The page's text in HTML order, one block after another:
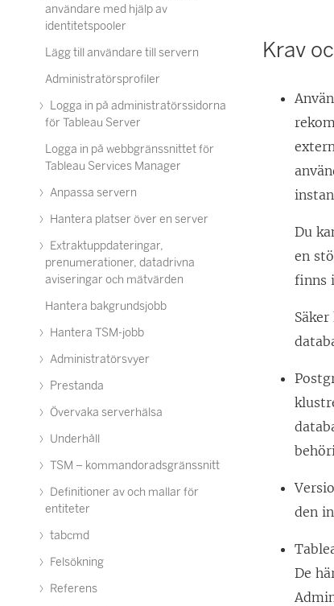
användare med hjälp av
identitetspooler
Lägg till användare till servern
Administratörsprofiler
Logga in på administratörssidorna
för Tableau Server
Logga in på webbgränssnittet för
Tableau Services Manager
Anpassa servern
Hantera platser över en server
Extraktuppdateringar,
prenumerationer, datadrivna
aviseringar och mätvärden
Hantera bakgrundsjobb
Hantera TSM-jobb
Administratörsvyer
Prestanda
Övervaka serverhälsa
Underhåll
TSM – kommandoradsgränssnitt
Definitioner av och mallar för
entiteter
tabcmd
Felsökning
Referens
Krav
Du
en
finns
den
De